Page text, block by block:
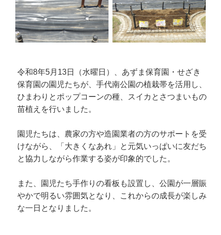
令和8年5月13日（水曜日）、あずま保育園・せざき
保育園の園児たちが、手代南公園の植栽帯を活用し、
ひまわりとポップコーンの種、スイカとさつまいもの
苗植えを行いました。
園児たちは、農家の方や造園業者の方のサポートを受
けながら、「大きくなあれ」と元気いっぱいに友だち
と協力しながら作業する姿が印象的でした。
また、園児たち手作りの看板も設置し、公園が一層賑
やかで明るい雰囲気となり、これからの成長が楽しみ
な一日となりました。